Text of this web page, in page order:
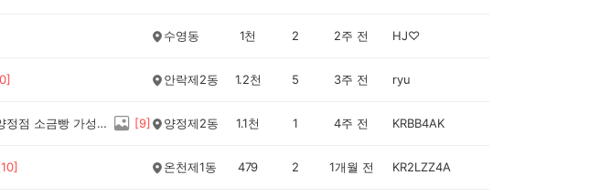
수영동 1천 2 2주 전 HJ♡
] 안락제2동 1.2천 5 3주 전 ryu
착한 가격 신상 빵집 / 브레드빈 양정점 소금빵 가성비 좋네요 [9] 양정제2동 1.1천 1 4주 전 KRBB4AK
10] 온천제1동 479 2 1개월 전 KR2LZZ4A